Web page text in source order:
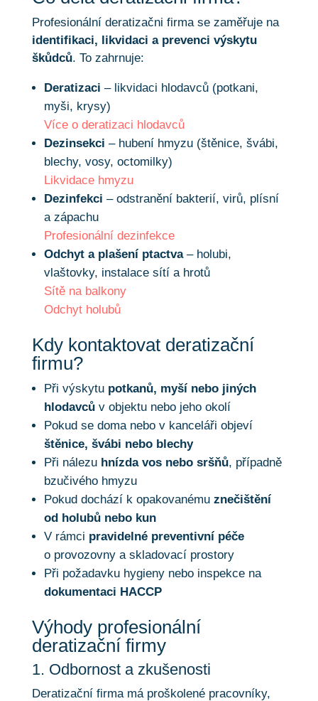
Profesionální deratizačni firma se zaměřuje na
identifikaci, likvidaci a prevenci výskytu
škůdců. To zahrnuje:
Deratizaci – likvidaci hlodavců (potkani,
myši, krysy)
Více o deratizaci hlodavců
Dezinsekci – hubení hmyzu (štěnice, švábi,
blechy, vosy, octomilky)
Likvidace hmyzu
Dezinfekci – odstranění bakterií, virů, plísní
a zápachu
Profesionální dezinfekce
Odchyt a plašení ptactva– holubi,
vlaštovky, instalace sítí a hrotů
Sítě na balkony
Odchyt holubů
Kdy kontaktovat deratizační
firmu?
Při výskytu potkanů, myší nebo jiných
hlodavcův objektu nebo jeho okolí
Pokud se doma nebo v kanceláři objeví
štěnice, švábi nebo blechy
Při nálezu hnízda vos nebo sršňů, případně
bzučivého hmyzu
Pokud dochází k opakovanému znečištění
od holubů nebo kun
V rámci pravidelné preventivní péče
o provozovny a skladovací prostory
Při požadavku hygieny nebo inspekce na
dokumentaci HACCP
Výhody profesionální
deratizační firmy
1. Odbornost a zkušenosti
Deratizační firma má proškolené pracovníky,